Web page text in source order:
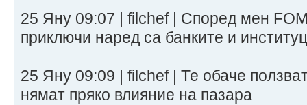
25 Яну 09:07 | filchef | Според мен
приключи наред са банките и
25 Яну 09:09 | filchef | Те обаче
нямат пряко влияние на пазара